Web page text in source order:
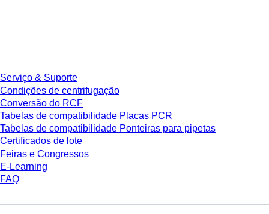
Serviço & Suporte
Condições de centrifugação
Conversão do RCF
Tabelas de compatibilidade Placas PCR
Tabelas de compatibilidade Ponteiras para pipetas
Certificados de lote
Feiras e Congressos
E-Learning
FAQ